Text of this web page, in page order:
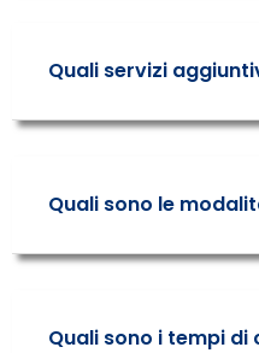
Quali servizi
Quali sono le
Quali sono i tempi di